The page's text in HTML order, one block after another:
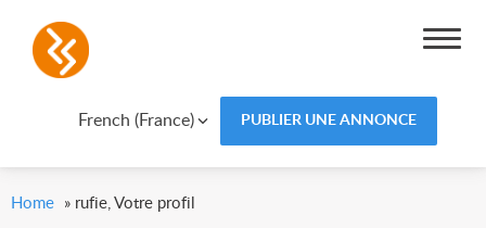
French (France) PUBLIER UNE ANNONCE
Home » rufie, Votre profil